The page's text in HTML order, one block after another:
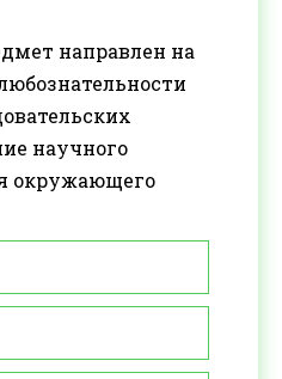
направлен на
научного
окружающего